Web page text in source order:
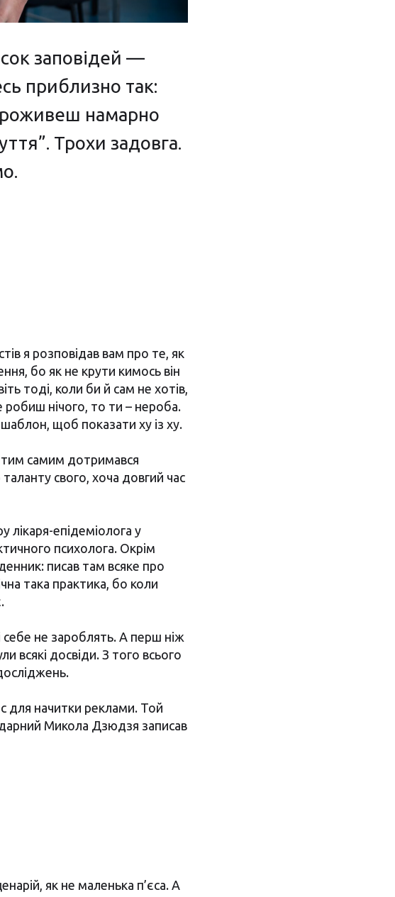
заповідей —
приблизно так:
намарно
Трохи задовга.
я розповідав вам про те, як
бо як не крути кимось він
тоді, коли би й сам не хотів,
робиш нічого, то ти – нероба.
щоб показати ху із ху.
тим самим дотримався
свого, хоча довгий час
лікаря-епідеміолога у
психолога. Окрім
писав там всяке про
така практика, бо коли
не зароблять. А перш ніж
всякі досвіди. З того всього
для начитки реклами. Той
Микола Дзюдзя записав
як не маленька п’єса. А